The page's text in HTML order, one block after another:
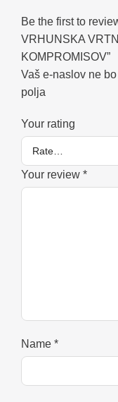
Be the first to
VRHUNSKA
KOMPROMISOV”
Vaš e-naslov ne
polja
Your rating
Your review *
Name *